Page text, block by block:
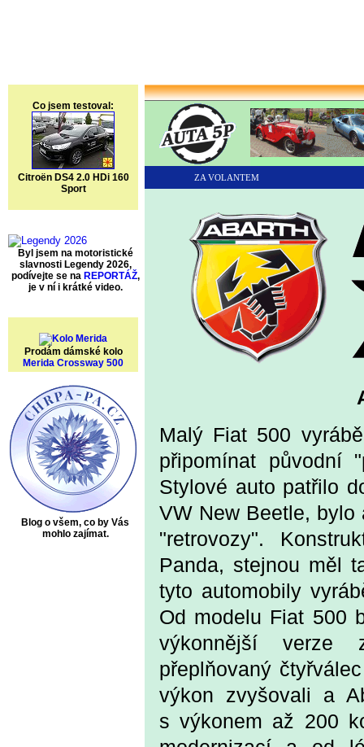
Co jsem testoval:
Citroën DS4 2.0 HDi 160
Sport
Byl jsem na motoristické
slavnosti Legendy 2026,
podívejte se na REPORTÁŽ,
je v ní i krátké video.
Prodám dámské kolo
Merida Crossway 500
Blog o všem, co by Vás
mohlo zajímat.
ZA VOLANTEM
Malý Fiat 500
připomínat původní
Stylové auto patřilo
VW New Beetle,
"retrovozy".
Panda, stejnou měl
tyto automobily
Od modelu Fiat 500
výkonnější verze
přeplňovaný
výkon zvyšovali a
s výkonem až 200